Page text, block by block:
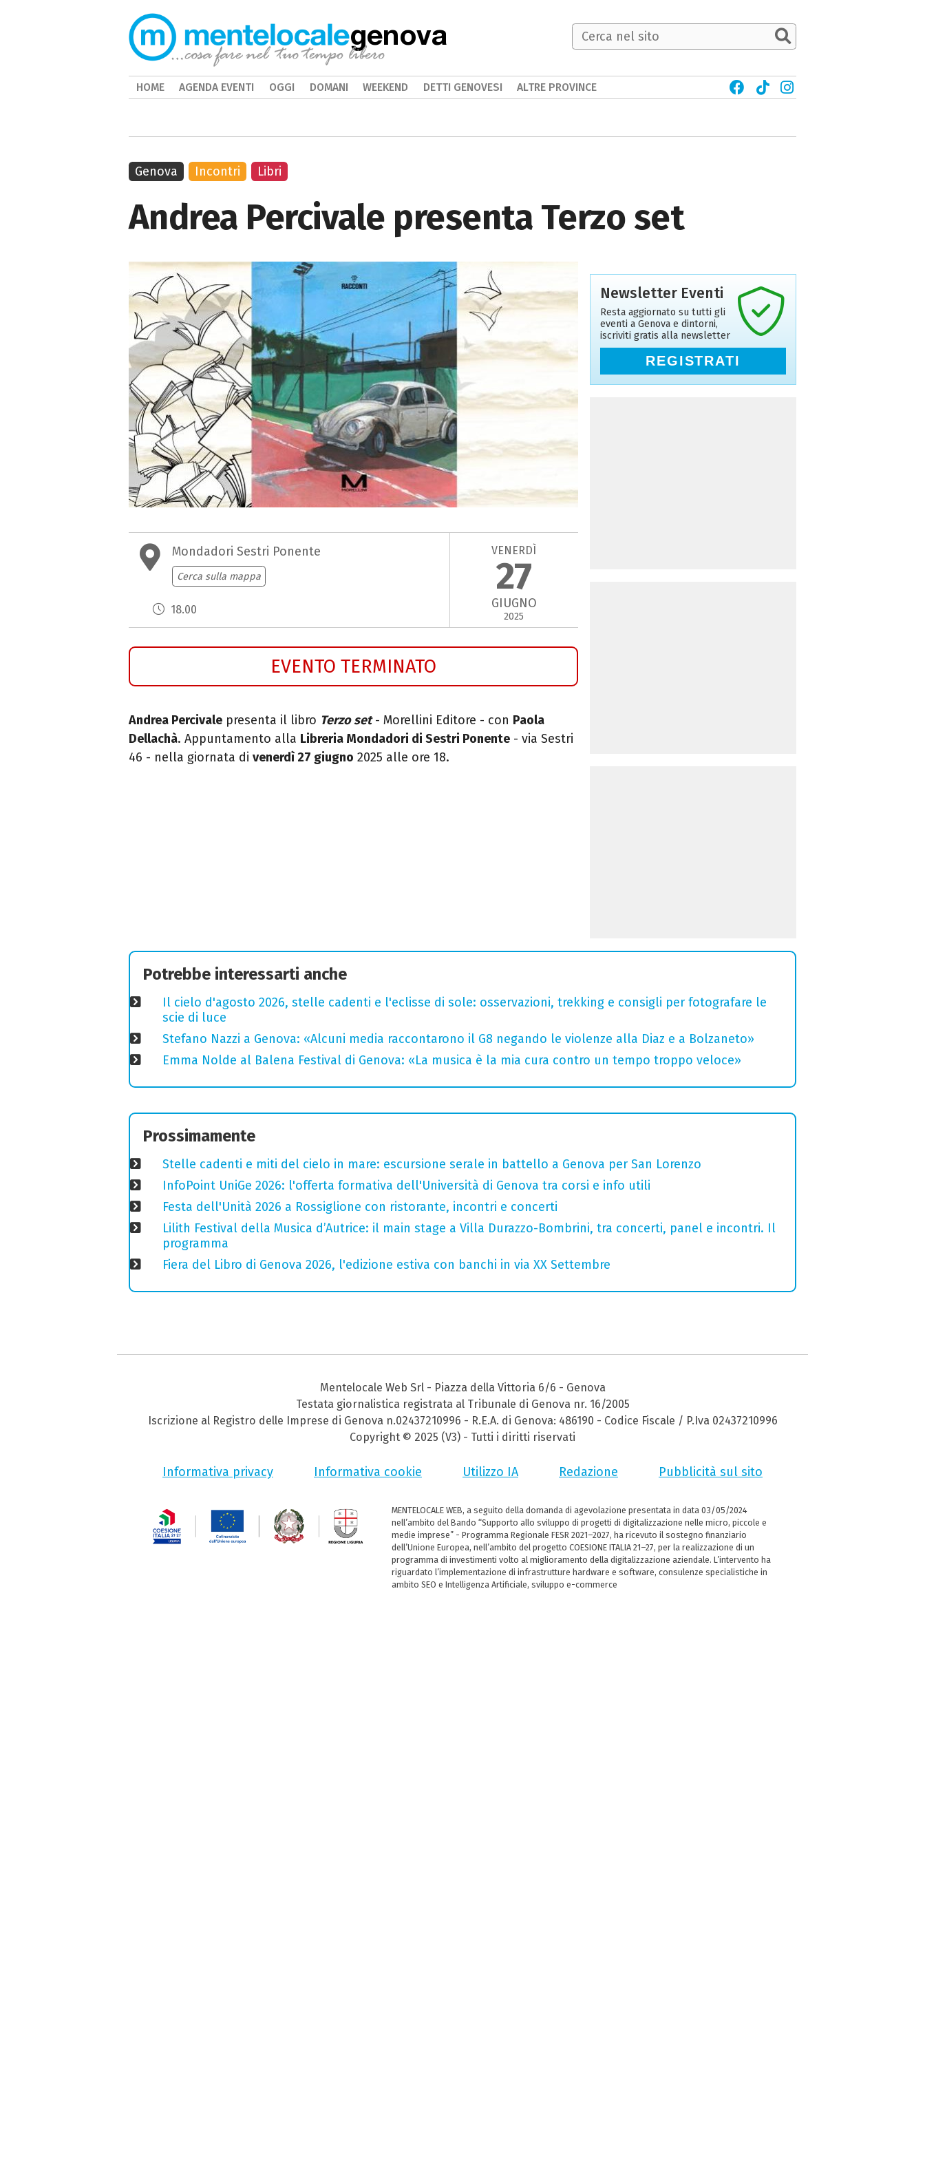
Andrea Percivale presenta Terzo set
Mondadori Sestri Ponente
Cerca sulla mappa
18.00
VENERDÌ
27
GIUGNO
2025
EVENTO TERMINATO
Andrea Percivale presenta il libro Terzo set- Morellini Editore - con Paola
Dellachà. Appuntamento alla Libreria Mondadori di Sestri Ponente - via Sestri
46 - nella giornata di venerdì 27 giugno 2025 alle ore 18.
Genova Incontri Libri
Newsletter Eventi
Resta aggiornato su tutti gli
eventi a Genova e dintorni,
iscriviti gratis alla newsletter
REGISTRATI
Potrebbe interessarti anche
Il cielo d'agosto 2026, stelle cadenti e l'eclisse di sole: osservazioni, trekking e consigli per fotografare le
scie di luce
Stefano Nazzi a Genova: «Alcuni media raccontarono il G8 negando le violenze alla Diaz e a Bolzaneto»
Emma Nolde al Balena Festival di Genova: «La musica è la mia cura contro un tempo troppo veloce»
Prossimamente
Stelle cadenti e miti del cielo in mare: escursione serale in battello a Genova per San Lorenzo
InfoPoint UniGe 2026: l'offerta formativa dell'Università di Genova tra corsi e info utili
Festa dell'Unità 2026 a Rossiglione con ristorante, incontri e concerti
Lilith Festival della Musica d’Autrice: il main stage a Villa Durazzo-Bombrini, tra concerti, panel e incontri. Il
programma
Fiera del Libro di Genova 2026, l'edizione estiva con banchi in via XX Settembre
genova
HOME AGENDA EVENTI OGGI DOMANI WEEKEND DETTI GENOVESI ALTRE PROVINCE
Mentelocale Web Srl - Piazza della Vittoria 6/6 - Genova
Testata giornalistica registrata al Tribunale di Genova nr. 16/2005
Iscrizione al Registro delle Imprese di Genova n.02437210996 - R.E.A. di Genova: 486190 - Codice Fiscale / P.Iva 02437210996
Copyright © 2025 (V3) - Tutti i diritti riservati
Informativa privacy Informativa cookie Utilizzo IA Redazione Pubblicità sul sito
MENTELOCALE WEB, a seguito della domanda di agevolazione presentata in data 03/05/2024
nell’ambito del Bando “Supporto allo sviluppo di progetti di digitalizzazione nelle micro, piccole e
medie imprese” - Programma Regionale FESR 2021–2027, ha ricevuto il sostegno finanziario
dell’Unione Europea, nell’ambito del progetto COESIONE ITALIA 21–27, per la realizzazione di un
programma di investimenti volto al miglioramento della digitalizzazione aziendale. L’intervento ha
riguardato l’implementazione di infrastrutture hardware e software, consulenze specialistiche in
ambito SEO e Intelligenza Artificiale, sviluppo e-commerce